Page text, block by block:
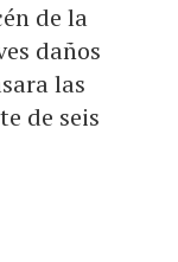
de la
daños
las
de seis